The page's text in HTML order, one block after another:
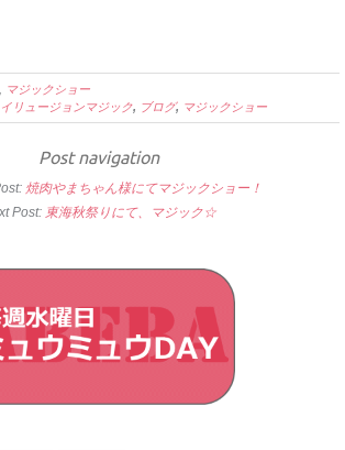
マジックショー
イリュージョンマジック, ブログ, マジックショー
Post navigation
焼肉やまちゃん様にてマジックショー！
Post: 東海秋祭りにて、マジック☆